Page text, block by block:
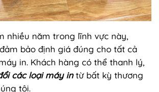
nhiều năm trong lĩnh vực này,
bảo định giá đúng cho tất cả
in. Khách hàng có thể thanh lý,
các loại máy intừ bất kỳ thương
tôi.